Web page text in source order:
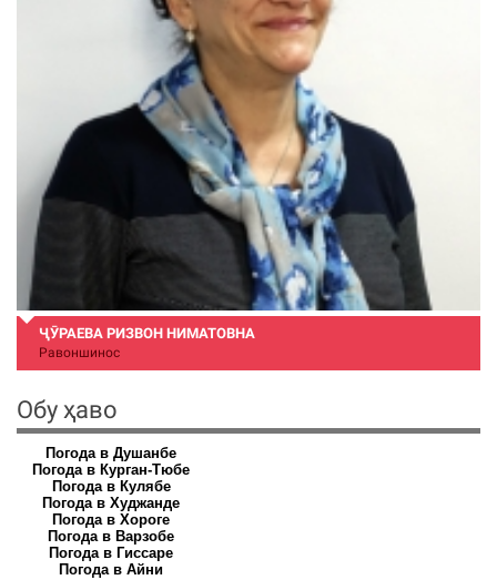
ҶӮРАЕВА РИЗВОН НИМАТОВНА
Равоншинос
Обу ҳаво
Погода в Душанбе
Погода в Курган-Тюбе
Погода в Кулябе
Погода в Худжанде
Погода в Хороге
Погода в Варзобе
Погода в Гиссаре
Погода в Айни